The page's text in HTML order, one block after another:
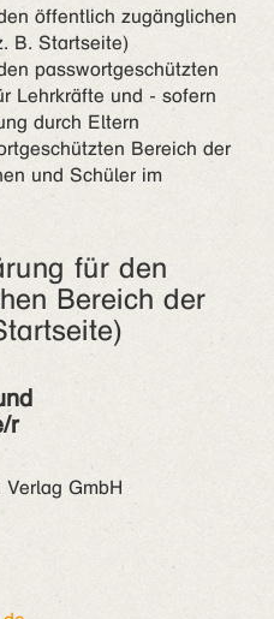
öffentlich zugänglichen
B. Startseite)
passwortgeschützten
Lehrkräfte und - sofern
durch Eltern
Bereich der
und Schüler im
für den
Bereich der
r
GmbH